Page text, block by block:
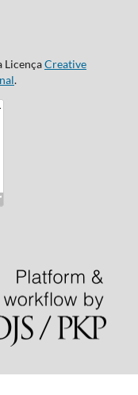
LicençaCreative
.